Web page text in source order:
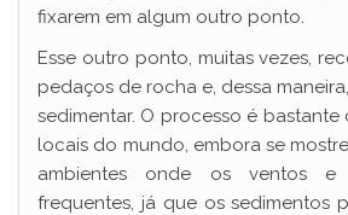
fixarem em algum outro ponto.
Esse outro ponto, muitas vezes,
pedaços de rocha e, dessa
sedimentar. O processo é bastante
locais do mundo, embora se
ambientes onde os ventos
frequentes, já que os sedimentos